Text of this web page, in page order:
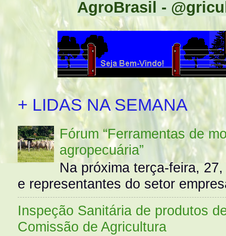
AgroBrasil -
+ LIDAS NA SEMANA
Fórum “Ferramentas de
agropecuária”
Na próxima terça-feira,
e representantes do setor
Inspeção Sanitária de produtos
Comissão de Agricultura